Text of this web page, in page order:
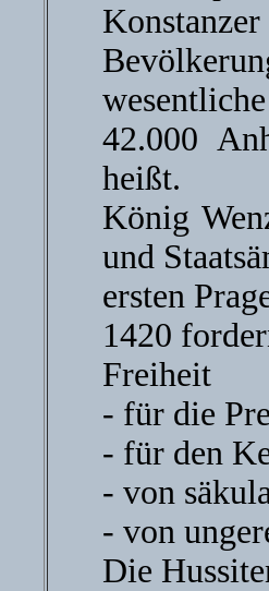
42.000
heißt.
König
und
ersten
1420
Freiheit
- für die
- für den
- von
- von
Die